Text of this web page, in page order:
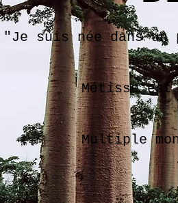
"Je suis née dans
Métisse est
Multiple